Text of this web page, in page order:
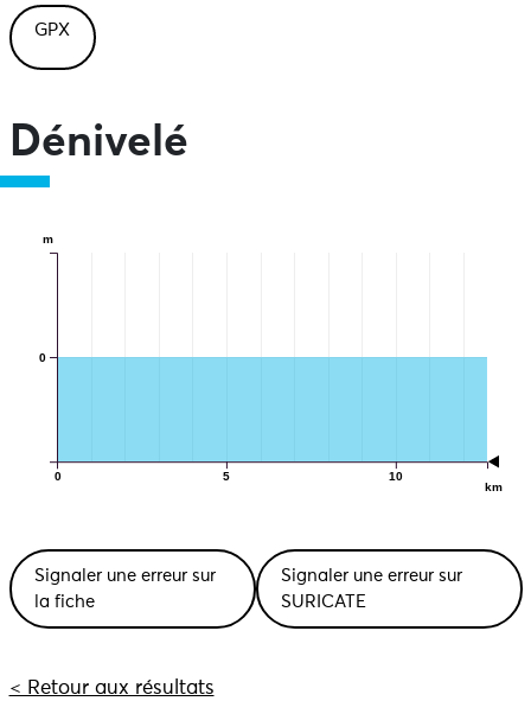
GPX
Dénivelé
0 5 10
km
0
m
Signaler une erreur sur
la fiche
Signaler une erreur sur
SURICATE
< Retour aux résultats